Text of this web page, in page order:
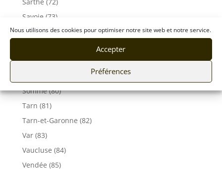
Nous utilisons des cookies pour optimiser notre site web et notre service.
Accepter
Préférences
Savoie (73)
Haute-Savoie (74)
Seine-Maritime (76)
Somme (80)
Tarn (81)
Tarn-et-Garonne (82)
Var (83)
Vaucluse (84)
Vendée (85)